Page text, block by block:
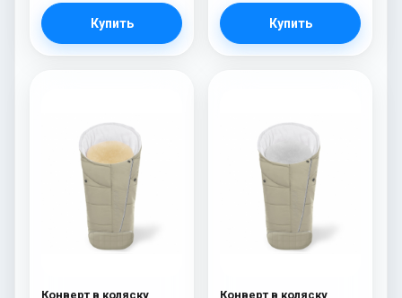
Купить Купить
Конверт в коляску Конверт в коляску